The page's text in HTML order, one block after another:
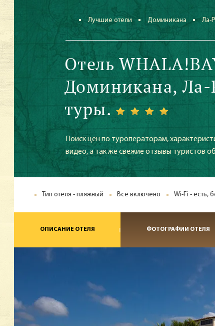
Лучшие отели Доминикана Ла-
Отель
Доминикана,
туры.
Поиск цен по туроператорам,
видео, а так же свежие отзывы туристов
Тип отеля - пляжный Все включено Wi-Fi - есть,
ОПИСАНИЕ ОТЕЛЯ ФОТОГРАФИИ ОТЕЛЯ